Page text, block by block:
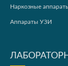
Наркозные
Аппараты УЗИ